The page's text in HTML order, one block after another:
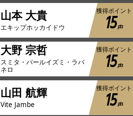
山本 大貴
エキップホッカイドウ
獲得ポイント
15pts
大野 宗哲
スミタ・パールイズミ・ラバ
ネロ
獲得ポイント
15pts
山田 航輝
Vite Jambe
獲得ポイント
15pts